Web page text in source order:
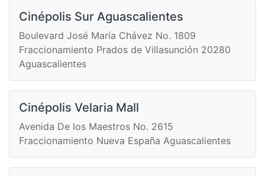
Cinépolis Sur Aguascalientes
Boulevard José María Chávez No. 1809
Fraccionamiento Prados de Villasunción 20280
Aguascalientes
Cinépolis Velaria Mall
Avenida De los Maestros No. 2615
Fraccionamiento Nueva España Aguascalientes